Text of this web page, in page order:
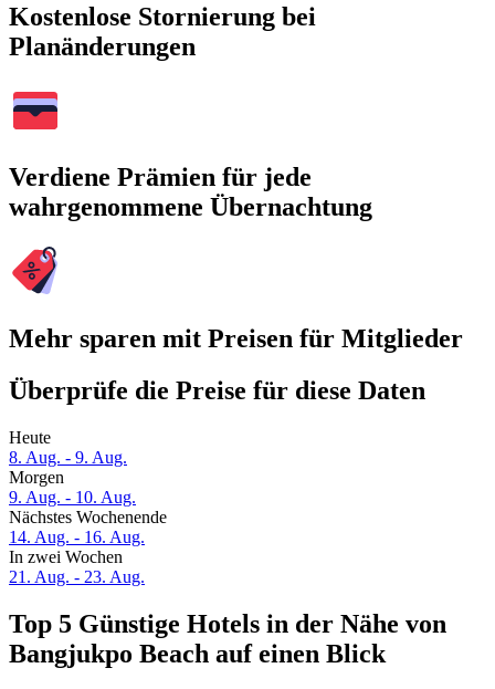
Kostenlose Stornierung bei
Planänderungen
Verdiene Prämien für jede
wahrgenommene Übernachtung
Mehr sparen mit Preisen für Mitglieder
Überprüfe die Preise für diese Daten
Heute
8. Aug. - 9. Aug.
Morgen
9. Aug. - 10. Aug.
Nächstes Wochenende
14. Aug. - 16. Aug.
In zwei Wochen
21. Aug. - 23. Aug.
Top 5 Günstige Hotels in der Nähe von
Bangjukpo Beach auf einen Blick